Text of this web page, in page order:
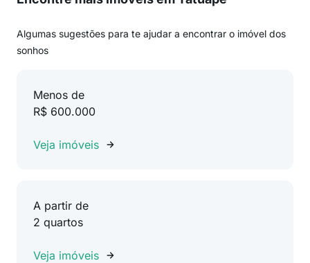
Algumas sugestões para te ajudar a encontrar o imóvel dos
sonhos
Menos de
R$ 600.000
Veja imóveis
A partir de
2 quartos
Veja imóveis